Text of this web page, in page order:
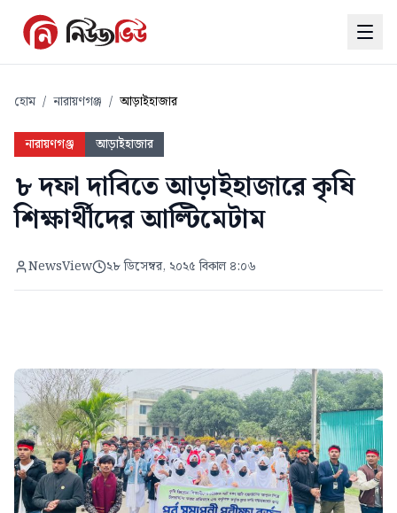
হোম / নারায়ণগঞ্জ / আড়াইহাজার
নারায়ণগঞ্জ আড়াইহাজার
৮ দফা দাবিতে আড়াইহাজারে কৃষি
শিক্ষার্থীদের আল্টিমেটাম
NewsView ২৮ ডিসেম্বর, ২০২৫ বিকাল ৪:০৬